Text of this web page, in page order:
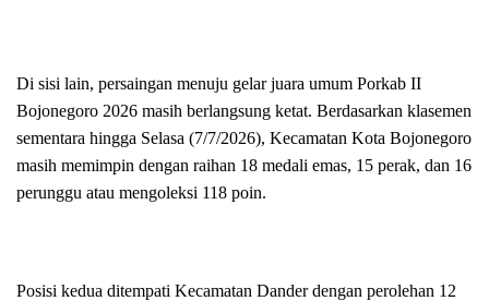
Di sisi lain, persaingan menuju gelar juara umum Porkab II
Bojonegoro 2026 masih berlangsung ketat. Berdasarkan klasemen
sementara hingga Selasa (7/7/2026), Kecamatan Kota Bojonegoro
masih memimpin dengan raihan 18 medali emas, 15 perak, dan 16
perunggu atau mengoleksi 118 poin.
Posisi kedua ditempati Kecamatan Dander dengan perolehan 12